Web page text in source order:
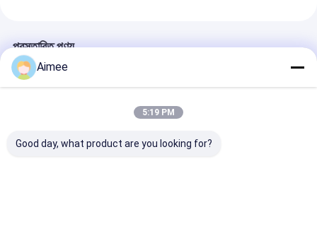
এখন চ্যাট করুন
turnstile ব্যারিয়ার গেইট
প্রস্তাবিত পণ্য
Aimee
5:19 PM
Good day, what product are you looking for?